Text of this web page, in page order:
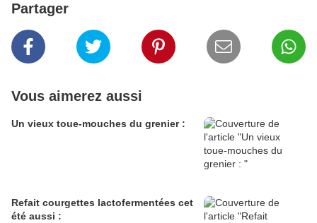
Partager
Vous aimerez aussi
Un vieux toue-mouches du grenier :
Refait courgettes lactofermentées cet
été aussi :